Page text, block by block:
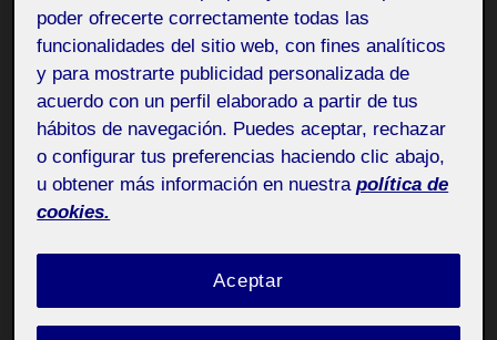
Tengo bastante costumbre de utilizar diagramas para
estructurar y resumir ideas, de hecho, mi técnica a la
hora de estudiar asignaturas teóricas consiste en
sintetizar los conceptos casi en iconos, mucho más
fáciles de recordar y que me permiten desarrollar el
Después de leerme absolutamente todos los recursos
de la PEC y hacerme mis resúmenes, he estructurado
poder ofrecerte correctamente todas las
funcionalidades del sitio web, con fines analíticos
y para mostrarte publicidad personalizada de
acuerdo con un perfil elaborado a partir de tus
hábitos de navegación. Puedes aceptar, rechazar
o configurar tus preferencias haciendo clic abajo,
u obtener más información en nuestra política de
cookies.
Aceptar